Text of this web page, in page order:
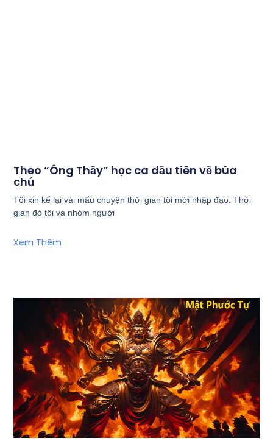
Theo “Ông Thầy” học ca đầu tiên về bùa
chú
Tôi xin kể lại vài mẩu chuyện thời gian tôi mới nhập đạo. Thời
gian đó tôi và nhóm người
Xem Thêm